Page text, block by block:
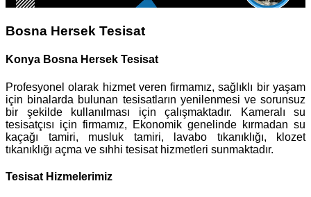
Bosna Hersek Tesisat
Konya Bosna Hersek Tesisat
Profesyonel olarak hizmet veren firmamız, sağlıklı bir yaşam
için binalarda bulunan tesisatların yenilenmesi ve sorunsuz
bir şekilde kullanılması için çalışmaktadır. Kameralı su
tesisatçısı için firmamız, Ekonomik genelinde kırmadan su
kaçağı tamiri, musluk tamiri, lavabo tıkanıklığı, klozet
tıkanıklığı açma ve sıhhi tesisat hizmetleri sunmaktadır.
Tesisat Hizmelerimiz